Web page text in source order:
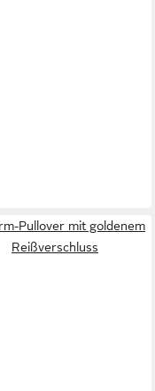
Pullover mit goldenem
Reißverschluss